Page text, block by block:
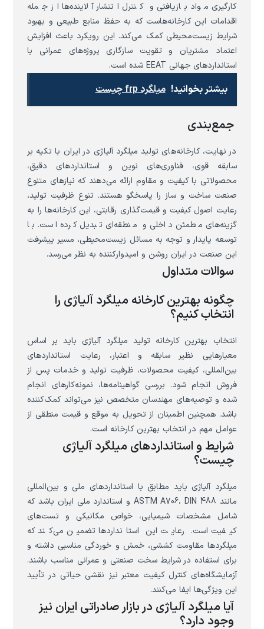
کارگیری مواد بازیافتی و کنترل انتشار آلاینده‌ها از جمله
اقدامات این کارخانه‌هاست که به حفظ منابع طبیعی و بهبود
شرایط زیست‌محیطی کمک می‌کند. این رویکرد باعث افزایش
اعتماد مشتریان و تقویت سازگاری پروژه‌های عمرانی با
استانداردهای جهانی EEAT شده است.
بیشتر بخوانید! میلگرد frp چیست
جمع‌بندی
در نهایت، کارخانه‌های تولید میلگرد آلیاژی در ایران با تکیه بر
سابقه قوی، فناوری‌های نوین و استانداردهای دقیق،
محصولاتی با کیفیت و مقاوم ارائه می‌دهند که نیازهای متنوع
صنعت ساخت و ساز را پاسخگو هستند. تنوع ظرفیت تولید،
رعایت اصول کیفیت و قیمت‌گذاری رقابتی، این کارخانه‌ها را به
گزینه‌های مطمئن داخلی و منطقه‌ای تبدیل کرده است. با
توسعه پایدار و توجه به مسائل زیست‌محیطی، مسیر پیشرفت
این صنعت در ایران روشن و امیدوارکننده به نظر می‌رسد.
سوالات متداول
چگونه بهترین کارخانه میلگرد آلیاژی را
انتخاب کنیم؟
انتخاب بهترین کارخانه تولید میلگرد آلیاژی باید بر اساس
معیارهایی نظیر سابقه و اعتبار، رعایت استانداردهای
بین‌المللی، کیفیت محصولات، ظرفیت تولید و خدمات پس از
فروش انجام شود. بررسی گواهینامه‌ها، نمونه‌کارهای انجام
شده و توصیه‌های مهندسان متخصص نیز می‌تواند کمک‌کننده
باشد. همچنین اطمینان از تحویل به موقع و قیمت منطقی از
عوامل مهم در انتخاب بهترین کارخانه است.
شرایط و استانداردهای میلگرد آلیاژی
چیست؟
میلگرد آلیاژی باید مطابق با استانداردهای ملی و بین‌المللی
مانند ASTM A706، DIN 488 و استاندارد ملی ایران باشد که
شامل مشخصات شیمیایی، خواص مکانیکی و تست‌های
کیفیت است. رعایت این استانداردها تضمین می‌کند که
میلگردها مقاومت کششی، خمش و خوردگی مناسبی داشته و
برای استفاده در شرایط سخت صنعتی و عمرانی مناسب باشند.
آزمایشگاه‌های کنترل کیفیت معتبر نیز نقشی حیاتی در تأیید
این ویژگی‌ها ایفا می‌کنند.
آیا میلگرد آلیاژی در بازار صادراتی ایران نیز
وجود دارد؟